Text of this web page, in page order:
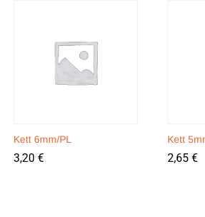
Kett 6mm/PL
3,20 €
3,20 €
Kett
2,65 €
2,65 €